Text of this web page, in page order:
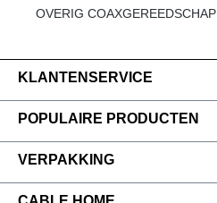
OVERIG COAXGEREEDSCHAP
KLANTENSERVICE
POPULAIRE PRODUCTEN
VERPAKKING